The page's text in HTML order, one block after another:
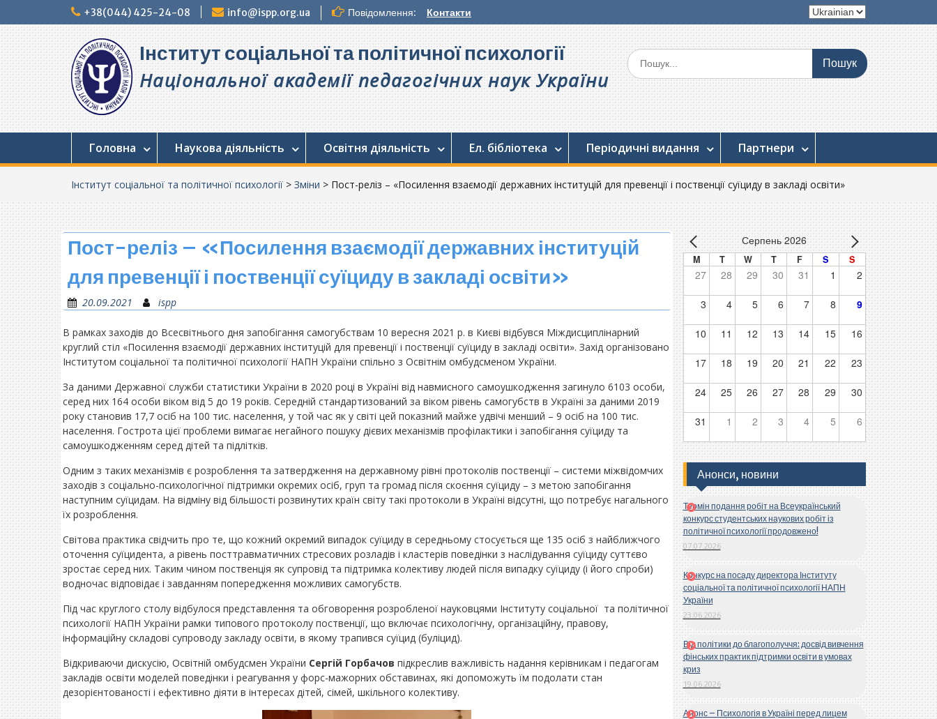
до
+38(044) 425-24-08 info@ispp.org.ua Повідомлення: Контакти
Вибрати
мову
Інститут соціальної та політичної психології
Національної академії педагогічних наук України
Шукати:
Головна Наукова діяльність Освітня діяльність Ел. бібліотека Періодичні видання Партнери
Інститут соціальної та політичної психології > Зміни > Пост-реліз – «Посилення взаємодії державних інституцій для превенції і поственції суїциду в закладі освіти»
Пост-реліз – «Посилення взаємодії державних інституцій
для превенції і поственції суїциду в закладі освіти»
20.09.2021 ispp
В рамках заходів до Всесвітнього дня запобігання самогубствам 10 вересня 2021 р. в Києві відбувся Міждисциплінарний
круглий стіл «Посилення взаємодії державних інституцій для превенції і поственції суїциду в закладі освіти». Захід організовано
Інститутом соціальної та політичної психології НАПН України спільно з Освітнім омбудсменом України.
За даними Державної служби статистики України в 2020 році в Україні від навмисного самоушкодження загинуло 6103 особи,
серед них 164 особи віком від 5 до 19 років. Середній стандартизований за віком рівень самогубств в Україні за даними 2019
року становив 17,7 осіб на 100 тис. населення, у той час як у світі цей показний майже удвічі менший – 9 осіб на 100 тис.
населення. Гострота цієї проблеми вимагає негайного пошуку дієвих механізмів профілактики і запобігання суїциду та
самоушкодженням серед дітей та підлітків.
Одним з таких механізмів є розроблення та затвердження на державному рівні протоколів поственції – системи міжвідомчих
заходів з соціально-психологічної підтримки окремих осіб, груп та громад після скоєння суїциду – з метою запобігання
наступним суїцидам. На відміну від більшості розвинутих країн світу такі протоколи в Україні відсутні, що потребує нагального
їх розроблення.
Світова практика свідчить про те, що кожний окремий випадок суїциду в середньому стосується ще 135 осіб з найближчого
оточення суїцидента, а рівень посттравматичних стресових розладів і кластерів поведінки з наслідування суїциду суттєво
зростає серед них. Таким чином поственція як супровід та підтримка колективу людей після випадку суїциду (і його спроби)
водночас відповідає і завданням попередження можливих самогубств.
Під час круглого столу відбулося представлення та обговорення розробленої науковцями Інституту соціальної та політичної
психології НАПН України рамки типового протоколу поственції, що включає психологічну, організаційну, правову,
інформаційну складові супроводу закладу освіти, в якому трапився суїцид (буліцид).
Відкриваючи дискусію, Освітній омбудсмен України Сергій Горбачов підкреслив важливість надання керівникам і педагогам
закладів освіти моделей поведінки і реагування у форс-мажорних обставинах, які допоможуть їм подолати стан
дезорієнтованості і ефективно діяти в інтересах дітей, сімей, шкільного колективу.
Серпень 2026
M T W T F S S
27 28 29 30 31 1 2
3 4 5 6 7 8 9
10 11 12 13 14 15 16
17 18 19 20 21 22 23
24 25 26 27 28 29 30
31 1 2 3 4 5 6
Анонси, новини
Термін подання робіт на Всеукраїнський
конкурс студентських наукових робіт із
політичної психології продовжено!
07.07.2026
Конкурс на посаду директора Інституту
соціальної та політичної психології НАПН
України
23.06.2026
Від політики до благополуччя: досвід вивчення
фінських практик підтримки освіти в умовах
криз
19.06.2026
Анонс – Психологія в Україні перед лицем